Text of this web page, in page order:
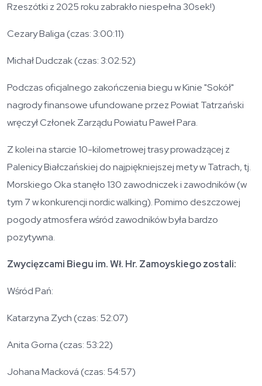
Rzeszótki z 2025 roku zabrakło niespełna 30sek!)
Cezary Baliga (czas: 3:00:11)
Michał Dudczak (czas: 3:02:52)
Podczas oficjalnego zakończenia biegu w Kinie "Sokół"
nagrody finansowe ufundowane przez Powiat Tatrzański
wręczył Członek Zarządu Powiatu Paweł Para.
Z kolei na starcie 10-kilometrowej trasy prowadzącej z
Palenicy Białczańskiej do najpiękniejszej mety w Tatrach, tj.
Morskiego Oka stanęło 130 zawodniczek i zawodników (w
tym 7 w konkurencji nordic walking). Pomimo deszczowej
pogody atmosfera wśród zawodników była bardzo
pozytywna.
Zwycięzcami Biegu im. Wł. Hr. Zamoyskiego zostali:
Wśród Pań:
Katarzyna Zych (czas: 52:07)
Anita Gorna (czas: 53:22)
Johana Macková (czas: 54:57)